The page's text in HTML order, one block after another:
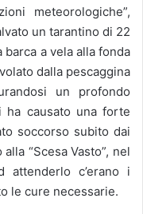
meteorologiche”,
un tarantino di 22
a vela alla fonda
dalla pescaggina
un profondo
causato una forte
soccorso subito dai
“Scesa Vasto”, nel
attenderlo c’erano i
le cure necessarie.